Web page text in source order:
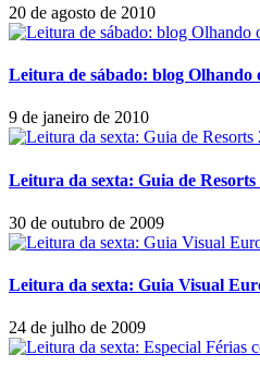
20 de agosto de 2010
Leitura de sábado: blog
9 de janeiro de 2010
Leitura da sexta: Guia de Resorts
30 de outubro de 2009
Leitura da sexta: Guia Visual
24 de julho de 2009